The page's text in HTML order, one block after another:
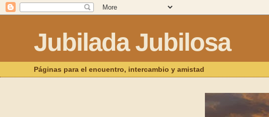
Jubilada Jubilosa
Páginas para el encuentro, intercambio y amistad